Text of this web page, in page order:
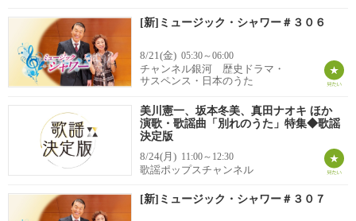
[新]ミュージック・シャワー＃３０６
8/21(金) 05:30～06:00
チャンネル銀河 歴史ドラマ・
サスペンス・日本のうた
美川憲一、坂本冬美、真田ナオキ ほか
演歌・歌謡曲「別れのうた」特集◆歌謡
決定版
8/24(月) 11:00～12:30
歌謡ポップスチャンネル
[新]ミュージック・シャワー＃３０７